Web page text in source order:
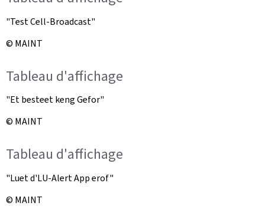
"Test Cell-Broadcast"
© MAINT
Tableau d'affichage
"Et besteet keng Gefor"
© MAINT
Tableau d'affichage
"Luet d'LU-Alert App erof"
© MAINT